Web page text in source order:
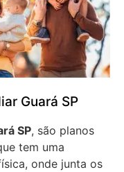
Guará SP
SP, são planos
tem uma
onde junta os